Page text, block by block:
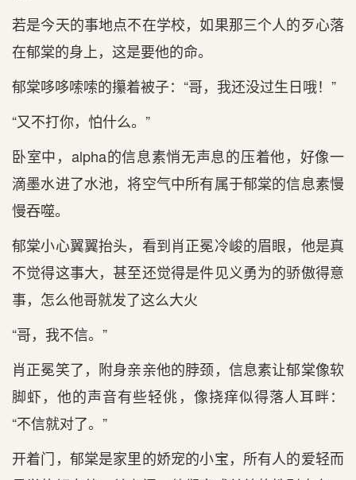
若是今天的事地点不在学校，如果那三个人的歹心落
在郁棠的身上，这是要他的命。
郁棠哆哆嗦嗦的攥着被子：“哥，我还没过生日哦！”
“又不打你，怕什么。”
卧室中，alpha的信息素悄无声息的压着他，好像一
滴墨水进了水池，将空气中所有属于郁棠的信息素慢
慢吞噬。
郁棠小心翼翼抬头，看到肖正冕冷峻的眉眼，他是真
不觉得这事大，甚至还觉得是件见义勇为的骄傲得意
事，怎么他哥就发了这么大火
“哥，我不信。”
肖正冕笑了，附身亲亲他的脖颈，信息素让郁棠像软
脚虾，他的声音有些轻佻，像挠痒似得落人耳畔：
“不信就对了。”
开着门，郁棠是家里的娇宠的小宝，所有人的爱轻而